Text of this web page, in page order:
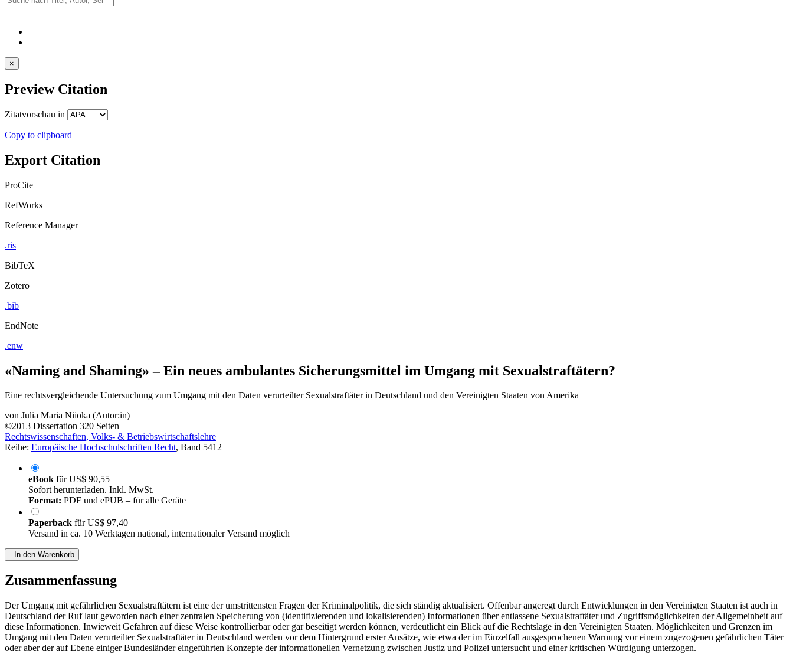
×
Preview Citation
Zitatvorschau in
Copy to clipboard
Export Citation
ProCite
RefWorks
Reference Manager
.ris
BibTeX
Zotero
.bib
EndNote
.enw
«Naming and Shaming» – Ein neues ambulantes Sicherungsmittel im Umgang mit Sexualstraftätern?
Eine rechtsvergleichende Untersuchung zum Umgang mit den Daten verurteilter Sexualstraftäter in Deutschland und den Vereinigten Staaten von Amerika
von Julia Maria Niioka (Autor:in)
©2013 Dissertation 320 Seiten
Rechtswissenschaften, Volks- & Betriebswirtschaftslehre
Reihe: Europäische Hochschulschriften Recht, Band 5412
eBook fürUS$ 90,55
Sofort herunterladen. Inkl. MwSt.
Format: PDF und ePUB – für alle Geräte
Paperback fürUS$ 97,40
Versand in ca. 10 Werktagen national, internationaler Versand möglich
In den Warenkorb
Zusammenfassung
Der Umgang mit gefährlichen Sexualstraftätern ist eine der umstrittensten Fragen der Kriminalpolitik, die sich ständig aktualisiert. Offenbar angeregt durch Entwicklungen in den Vereinigten Staaten ist auch in
Deutschland der Ruf laut geworden nach einer zentralen Speicherung von (identifizierenden und lokalisierenden) Informationen über entlassene Sexualstraftäter und Zugriffsmöglichkeiten der Allgemeinheit auf
diese Informationen. Inwieweit Gefahren auf diese Weise kontrollierbar oder gar beseitigt werden können, verdeutlicht ein Blick auf die Rechtslage in den Vereinigten Staaten. Möglichkeiten und Grenzen im
Umgang mit den Daten verurteilter Sexualstraftäter in Deutschland werden vor dem Hintergrund erster Ansätze, wie etwa der im Einzelfall ausgesprochenen Warnung vor einem zugezogenen gefährlichen Täter
oder aber der auf Ebene einiger Bundesländer eingeführten Konzepte der informationellen Vernetzung zwischen Justiz und Polizei untersucht und einer kritischen Würdigung unterzogen.